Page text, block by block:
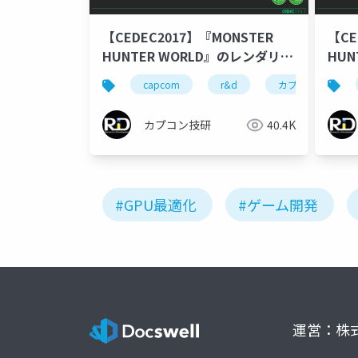
【CEDEC2017】『MONSTER
HUNTER WORLD』のレンダリン
グ技術とGPU最適化の紹介(後半)
capcom r&d カプコン
カプコン技研 40.4K
【
グ技
#GPU最適化 #ゲーム開発
運営：株